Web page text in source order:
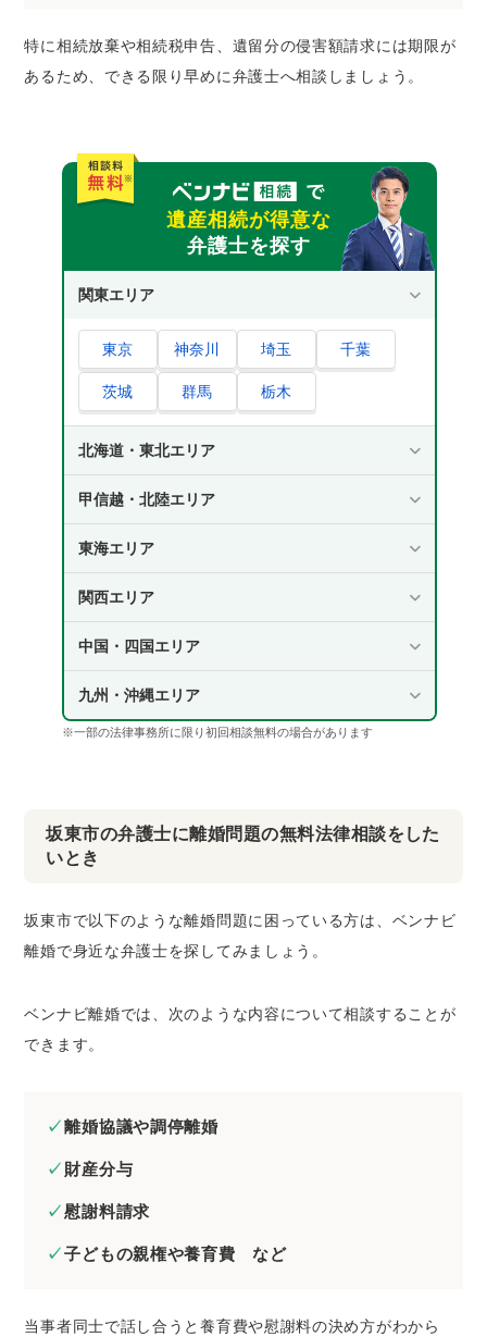
特に相続放棄や相続税申告、遺留分の侵害額請求には期限が
あるため、できる限り早めに弁護士へ相談しましょう。
遺産相続が得意な
弁護士を探す
関東エリア
東京 神奈川 埼玉 千葉
茨城 群馬 栃木
北海道・東北エリア
甲信越・北陸エリア
東海エリア
関西エリア
中国・四国エリア
九州・沖縄エリア
※一部の法律事務所に限り初回相談無料の場合があります
坂東市の弁護士に離婚問題の無料法律相談をした
いとき
坂東市で以下のような離婚問題に困っている方は、ベンナビ
離婚で身近な弁護士を探してみましょう。
ベンナビ離婚では、次のような内容について相談することが
できます。
離婚協議や調停離婚
財産分与
慰謝料請求
子どもの親権や養育費 など
当事者同士で話し合うと養育費や慰謝料の決め方がわから